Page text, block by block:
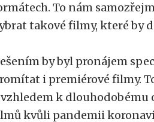
To nám
takové filmy, které by
by byl pronájem
i premiérové filmy.
vzhledem k
kvůli pandemii